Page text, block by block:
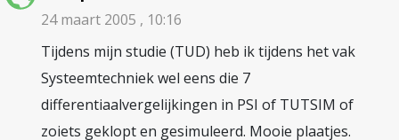
24 maart 2005 , 10:16
Tijdens mijn studie (TUD) heb ik tijdens het vak
Systeemtechniek wel eens die 7
differentiaalvergelijkingen in PSI of TUTSIM of
zoiets geklopt en gesimuleerd. Mooie plaatjes.